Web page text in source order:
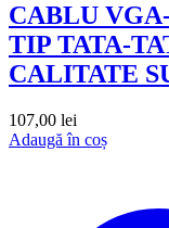
CABLU
TIP TATA-
CALITATE
107,00 lei
Adaugă în coș